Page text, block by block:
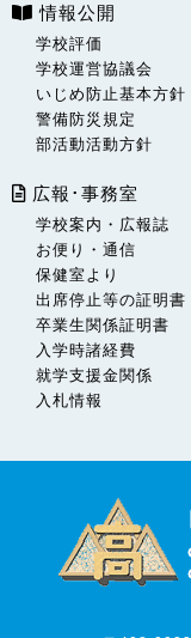
情報公開
学校評価
学校運営協議会
いじめ防止基本方針
警備防災規定
部活動活動方針
広報･事務室
学校案内・広報誌
お便り・通信
保健室より
出席停止等の証明書
卒業生関係証明書
入学時諸経費
就学支援金関係
入札情報